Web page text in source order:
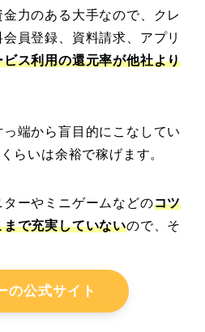
力のある大手なので、クレ
員登録、資料請求、アプリ
ビス利用の還元率が他社より
端から盲目的にこなしてい
らいは余裕で稼げます。
ーやミニゲームなどのコツ
で充実していないので、そ
の公式サイト